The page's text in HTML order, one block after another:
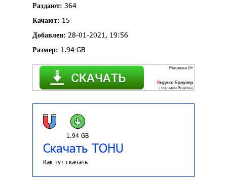
Раздают: 364
Качают: 15
Добавлен: 28-01-2021, 19:56
Размер: 1.94 GB
1.94 GB
Скачать TOHU
Как тут скачать